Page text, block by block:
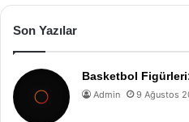
Son Yazılar
Basketbol
Admin 9 Ağustos